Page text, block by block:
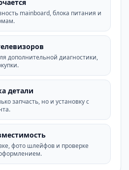
mainboard, блока питания и
дополнительной диагностики,
детали
запчасть, но и установку с
фото шлейфов и проверке